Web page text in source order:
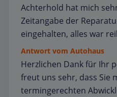
Achterhold hat mich
Zeitangabe der
eingehalten, alles war
Antwort vom Autohaus
Herzlichen Dank für Ihr
freut uns sehr, dass Sie
termingerechten